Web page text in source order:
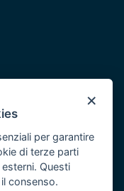
Puglia 2014/2020 -
×
per garantire
di terze parti
Questi
consenso.